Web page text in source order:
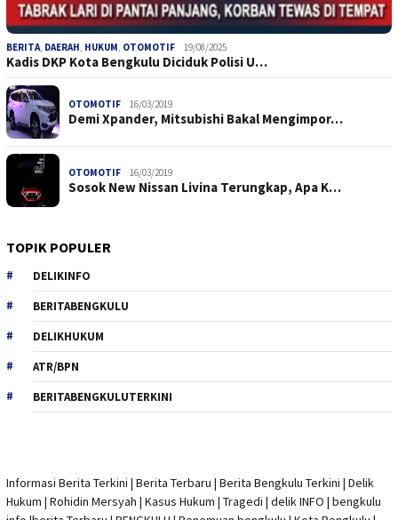
BERITA, DAERAH, HUKUM, OTOMOTIF 19/08/2025
Kadis DKP Kota Bengkulu Diciduk Polisi U…
OTOMOTIF 16/03/2019
Demi Xpander, Mitsubishi Bakal Mengimpor…
OTOMOTIF 16/03/2019
Sosok New Nissan Livina Terungkap, Apa K…
TOPIK POPULER
DELIKINFO
BERITABENGKULU
DELIKHUKUM
ATR/BPN
BERITABENGKULUTERKINI
Informasi Berita Terkini | Berita Terbaru | Berita Bengkulu Terkini | Delik
Hukum | Rohidin Mersyah | Kasus Hukum | Tragedi | delik INFO | bengkulu